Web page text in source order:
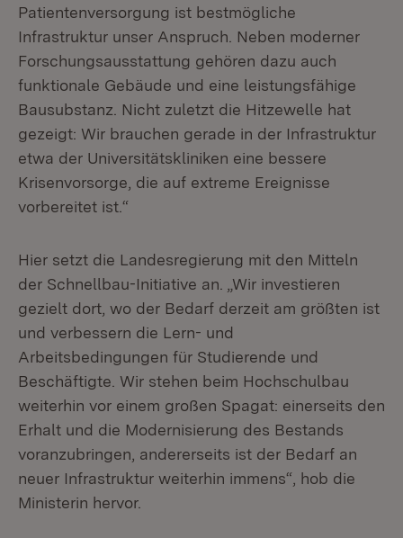
Patientenversorgung ist bestmögliche
Infrastruktur unser Anspruch. Neben moderner
Forschungsausstattung gehören dazu auch
funktionale Gebäude und eine leistungsfähige
Bausubstanz. Nicht zuletzt die Hitzewelle hat
gezeigt: Wir brauchen gerade in der Infrastruktur
etwa der Universitätskliniken eine bessere
Krisenvorsorge, die auf extreme Ereignisse
vorbereitet ist.“
Hier setzt die Landesregierung mit den Mitteln
der Schnellbau-Initiative an. „Wir investieren
gezielt dort, wo der Bedarf derzeit am größten ist
und verbessern die Lern- und
Arbeitsbedingungen für Studierende und
Beschäftigte. Wir stehen beim Hochschulbau
weiterhin vor einem großen Spagat: einerseits den
Erhalt und die Modernisierung des Bestands
voranzubringen, andererseits ist der Bedarf an
neuer Infrastruktur weiterhin immens“, hob die
Ministerin hervor.